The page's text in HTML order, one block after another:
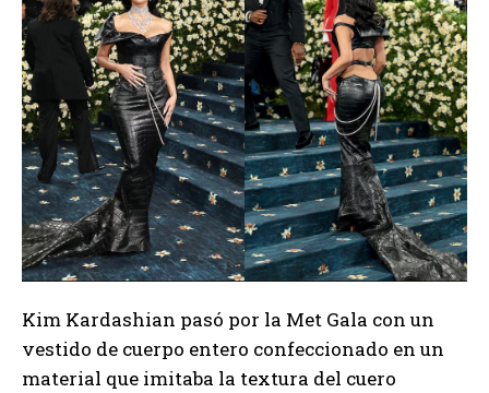
Kim Kardashian pasó por la Met Gala con un
vestido de cuerpo entero confeccionado en un
material que imitaba la textura del cuero